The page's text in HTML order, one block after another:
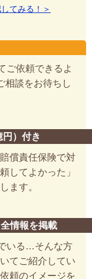
てみる！＞
ご依頼できるよ
相談をお待ちし
円）付き
償責任保険で対
してよかった」
ます。
情報を掲載
いる…そんな方
てご紹介してい
頼のイメージを